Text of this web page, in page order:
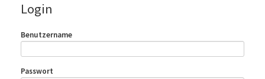
Login
Benutzername
Passwort